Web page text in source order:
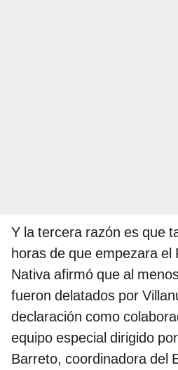
Y la tercera razón es que
horas de que empezara el
Nativa afirmó que al
fueron delatados por
declaración como
equipo especial dirigido
Barreto, coordinadora del